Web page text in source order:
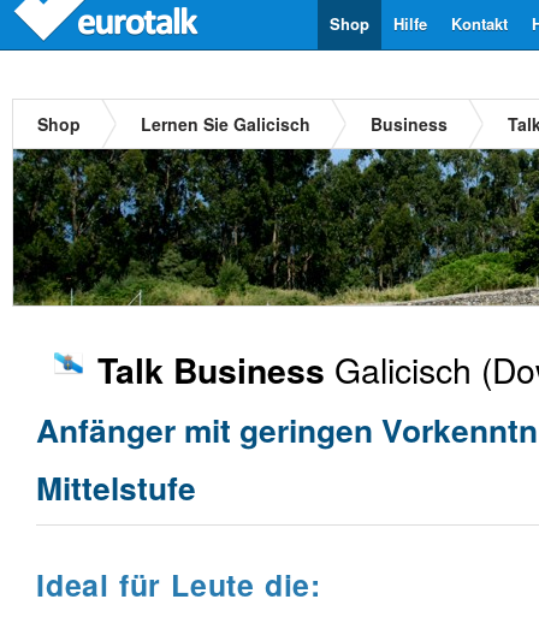
Kontakt
Hilfe
Shop
Shop Lernen Sie Galicisch Business
Talk Business Galicisch
Anfänger mit geringen
Mittelstufe
Ideal für Leute die: